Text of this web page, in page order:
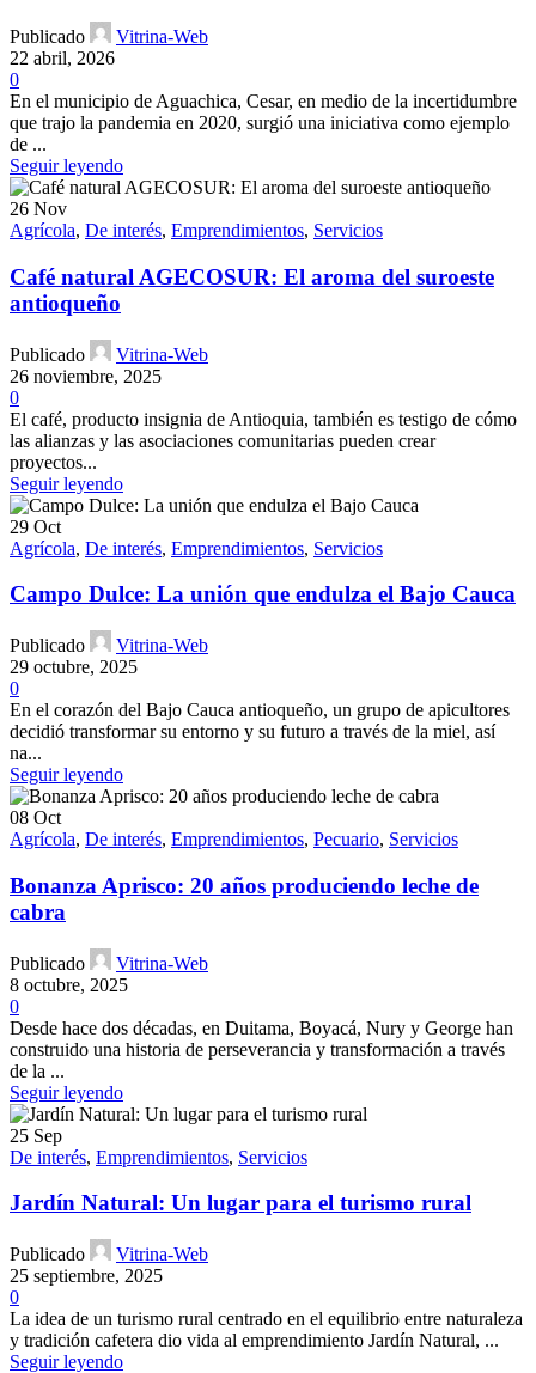
Publicado
Vitrina-Web
22 abril, 2026
0
En el municipio de Aguachica, Cesar, en medio de la incertidumbre
que trajo la pandemia en 2020, surgió una iniciativa como ejemplo
de ...
Seguir leyendo
26 Nov
Agrícola, De interés, Emprendimientos, Servicios
Café natural AGECOSUR: El aroma del suroeste
antioqueño
Publicado
Vitrina-Web
26 noviembre, 2025
0
El café, producto insignia de Antioquia, también es testigo de cómo
las alianzas y las asociaciones comunitarias pueden crear
proyectos...
Seguir leyendo
29 Oct
Agrícola, De interés, Emprendimientos, Servicios
Campo Dulce: La unión que endulza el Bajo Cauca
Publicado
Vitrina-Web
29 octubre, 2025
0
En el corazón del Bajo Cauca antioqueño, un grupo de apicultores
decidió transformar su entorno y su futuro a través de la miel, así
na...
Seguir leyendo
08 Oct
Agrícola, De interés, Emprendimientos, Pecuario, Servicios
Bonanza Aprisco: 20 años produciendo leche de
cabra
Publicado
Vitrina-Web
8 octubre, 2025
0
Desde hace dos décadas, en Duitama, Boyacá, Nury y George han
construido una historia de perseverancia y transformación a través
de la ...
Seguir leyendo
25 Sep
De interés, Emprendimientos, Servicios
Jardín Natural: Un lugar para el turismo rural
Publicado
Vitrina-Web
25 septiembre, 2025
0
La idea de un turismo rural centrado en el equilibrio entre naturaleza
y tradición cafetera dio vida al emprendimiento Jardín Natural, ...
Seguir leyendo